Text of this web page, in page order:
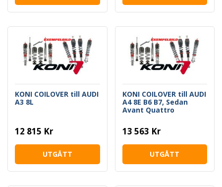
KONI COILOVER till AUDI
A3 8L
12 815 Kr
UTGÅTT
KONI COILOVER till AUDI
A4 8E B6 B7, Sedan
Avant Quattro
13 563 Kr
UTGÅTT